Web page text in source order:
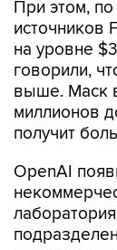
на уровне
говорили,
выше. Маск
миллионов
получит
OpenAI
директоров
его.